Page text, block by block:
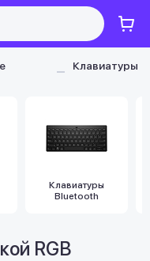
Клавиатуры
Клавиатуры
Bluetooth
RGB